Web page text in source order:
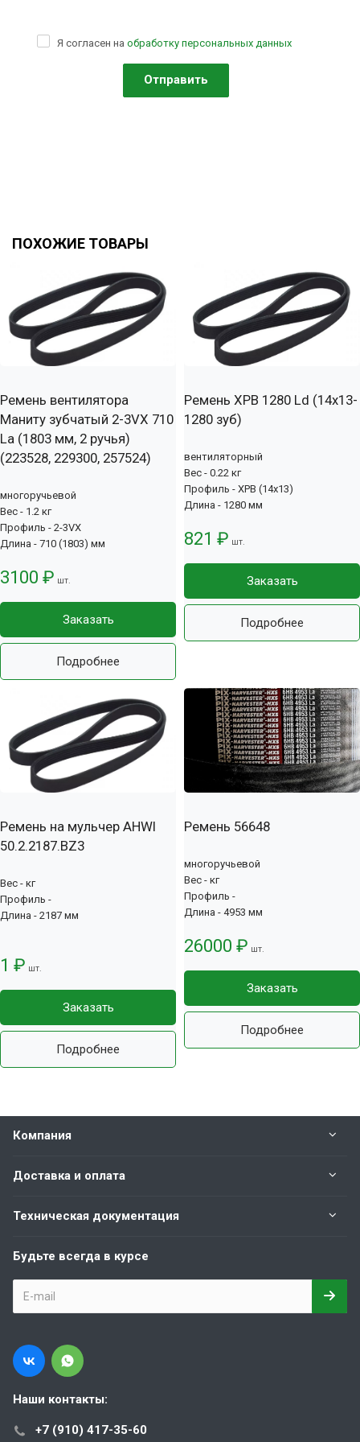
Я согласен на обработку персональных данных
ПОХОЖИЕ ТОВАРЫ
Ремень вентилятора
Маниту зубчатый 2-3VX 710
La (1803 мм, 2 ручья)
(223528, 229300, 257524)
многоручьевой
Вес - 1.2 кг
Профиль - 2-3VX
Длина - 710 (1803) мм
3100 ₽ шт.
Заказать
Подробнее
Ремень XPB 1280 Ld (14х13-
1280 зуб)
вентиляторный
Вес - 0.22 кг
Профиль - XPB (14x13)
Длина - 1280 мм
821 ₽ шт.
Заказать
Подробнее
Ремень на мульчер AHWI
50.2.2187.BZ3
Вес - кг
Профиль -
Длина - 2187 мм
1 ₽ шт.
Заказать
Подробнее
Ремень 56648
многоручьевой
Вес - кг
Профиль -
Длина - 4953 мм
26000 ₽ шт.
Заказать
Подробнее
Компания
Доставка и оплата
Техническая документация
Будьте всегда в курсе
Наши контакты:
+7 (910) 417-35-60